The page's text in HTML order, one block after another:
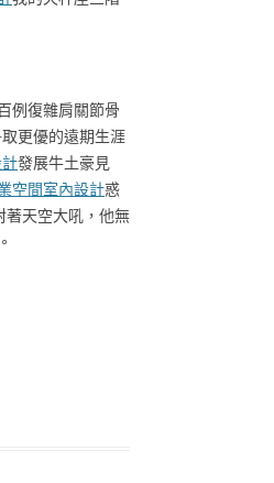
例復雜肩關節骨
更優的遠期生涯
發展牛土豪見
空間室內設計惑
著天空大吼，他無